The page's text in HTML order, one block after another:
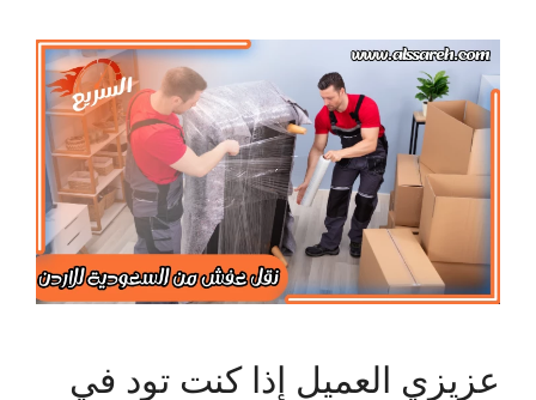
عزيزي العميل إذا كنت تود في